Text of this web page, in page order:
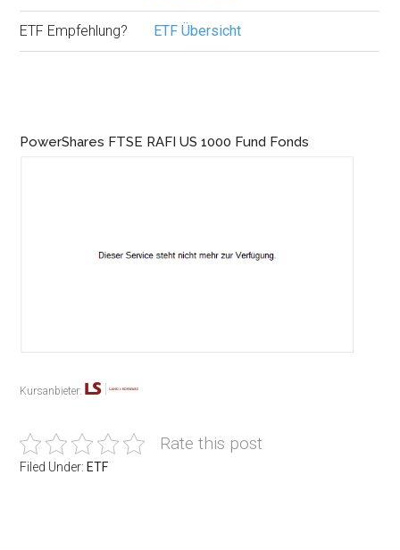
ETF Empfehlung? ETF Übersicht
PowerShares FTSE RAFI US 1000 Fund Fonds
Kursanbieter:
Rate this post
Filed Under: ETF